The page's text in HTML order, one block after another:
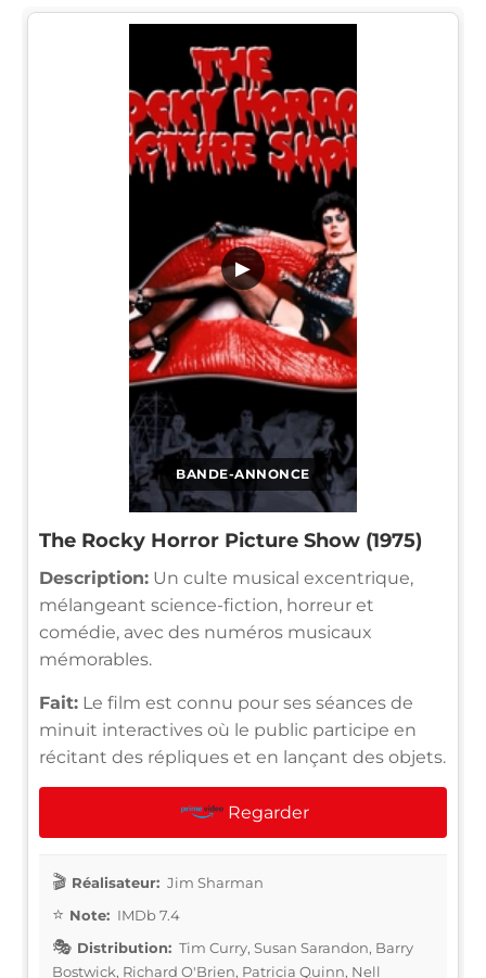
BANDE-ANNONCE
▶
The Rocky Horror Picture Show (1975)
Description: Un culte musical excentrique,
mélangeant science-fiction, horreur et
comédie, avec des numéros musicaux
mémorables.
Fait: Le film est connu pour ses séances de
minuit interactives où le public participe en
récitant des répliques et en lançant des objets.
Regarder
Réalisateur: Jim Sharman
Note: IMDb 7.4
Distribution: Tim Curry, Susan Sarandon, Barry
Bostwick, Richard O'Brien, Patricia Quinn, Nell